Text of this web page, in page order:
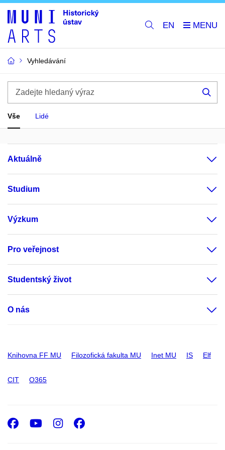
EN
Vyhledávání
hledaný
Vše
Lidé
Aktuálně
Studium
Výzkum
Pro veřejnost
Studentský život
O nás
Knihovna FF MU Filozofická fakulta MU Inet MU IS Elf
CIT O365
Facebook
Youtube
Instagram
Facebook